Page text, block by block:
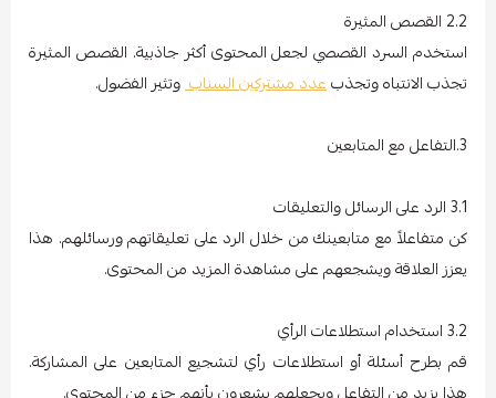
2.2 القصص المثيرة
استخدم السرد القصصي لجعل المحتوى أكثر جاذبية. القصص المثيرة
تجذب الانتباه وتجذبعدد مشتركين السنابوتثير الفضول.
3.التفاعل مع المتابعين
3.1 الرد على الرسائل والتعليقات
كن متفاعلاً مع متابعينك من خلال الرد على تعليقاتهم ورسائلهم. هذا
يعزز العلاقة ويشجعهم على مشاهدة المزيد من المحتوى.
3.2 استخدام استطلاعات الرأي
قم بطرح أسئلة أو استطلاعات رأي لتشجيع المتابعين على المشاركة.